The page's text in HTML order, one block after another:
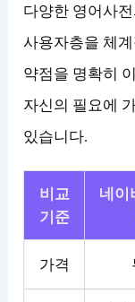
다양한 영어사
사용자층을 체
약점을 명확히
자신의 필요에
있습니다.
비교
기준
네이
가격